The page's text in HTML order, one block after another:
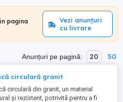
pagina
Vezi anunțuri
cu livrare
Anunțuri pe pagină: 20 50
circulară granit
circulară din granit, un material
și rezistent, potrivită pentru a fi